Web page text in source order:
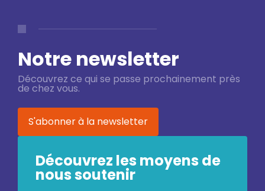
Notre newsletter
Découvrez ce qui se passe prochainement près
de chez vous.
S'abonner à la newsletter
Découvrez les moyens de
nous soutenir